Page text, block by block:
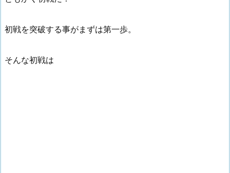
初戦を突破する事がまずは第一歩。
そんな初戦は